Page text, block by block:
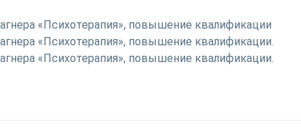
«Психотерапия», повышение квалификации
«Психотерапия», повышение квалификации.
«Психотерапия», повышение квалификации.